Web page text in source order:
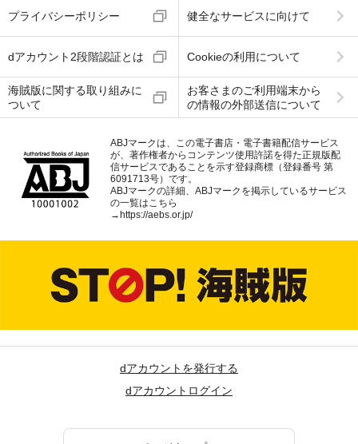
プライバシーポリシー 健全なサービスに向けて
dアカウント2段階認証とは Cookieの利用について
海賊版に関する取り組みに
ついて
お客さまのご利用端末から
の情報の外部送信について
ABJマークは、この電子書店・電子書籍配信サービス
が、著作権者からコンテンツ使用許諾を得た正規版配
信サービスであることを示す登録商標（登録番号 第
6091713号）です。
ABJマークの詳細、ABJマークを掲示しているサービス
の一覧はこちら
→ https://aebs.or.jp/
dアカウントを発行する
dアカウントログイン